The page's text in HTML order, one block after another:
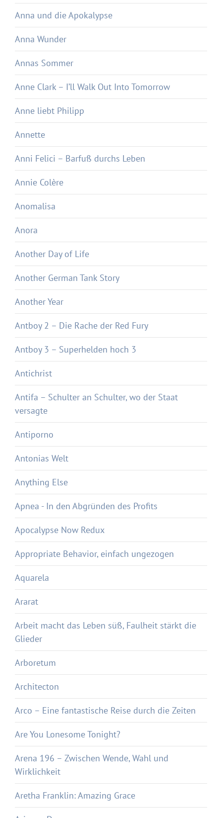
Anna und die Apokalypse
Anna Wunder
Annas Sommer
Anne Clark – I’ll Walk Out Into Tomorrow
Anne liebt Philipp
Annette
Anni Felici – Barfuß durchs Leben
Annie Colère
Anomalisa
Anora
Another Day of Life
Another German Tank Story
Another Year
Antboy 2 – Die Rache der Red Fury
Antboy 3 – Superhelden hoch 3
Antichrist
Antifa – Schulter an Schulter, wo der Staat
versagte
Antiporno
Antonias Welt
Anything Else
Apnea - In den Abgründen des Profits
Apocalypse Now Redux
Appropriate Behavior, einfach ungezogen
Aquarela
Ararat
Arbeit macht das Leben süß, Faulheit stärkt die
Glieder
Arboretum
Architecton
Arco – Eine fantastische Reise durch die Zeiten
Are You Lonesome Tonight?
Arena 196 – Zwischen Wende, Wahl und
Wirklichkeit
Aretha Franklin: Amazing Grace